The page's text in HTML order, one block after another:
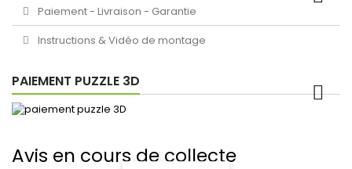
Paiement - Livraison - Garantie
Instructions & Vidéo de montage
PAIEMENT PUZZLE 3D
Avis en cours de collecte